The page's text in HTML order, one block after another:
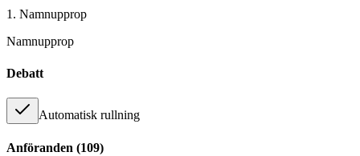
1. Namnupprop
Namnupprop
Debatt
Automatisk rullning
Anföranden (109)